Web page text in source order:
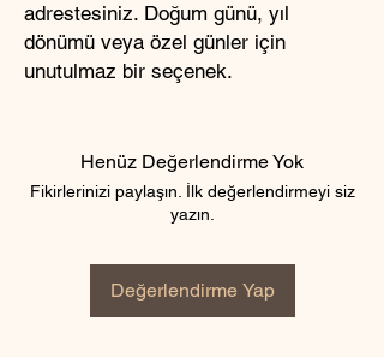
adrestesiniz. Doğum günü, yıl
dönümü veya özel günler için
unutulmaz bir seçenek.
Henüz Değerlendirme Yok
Fikirlerinizi paylaşın. İlk değerlendirmeyi siz
yazın.
Değerlendirme Yap